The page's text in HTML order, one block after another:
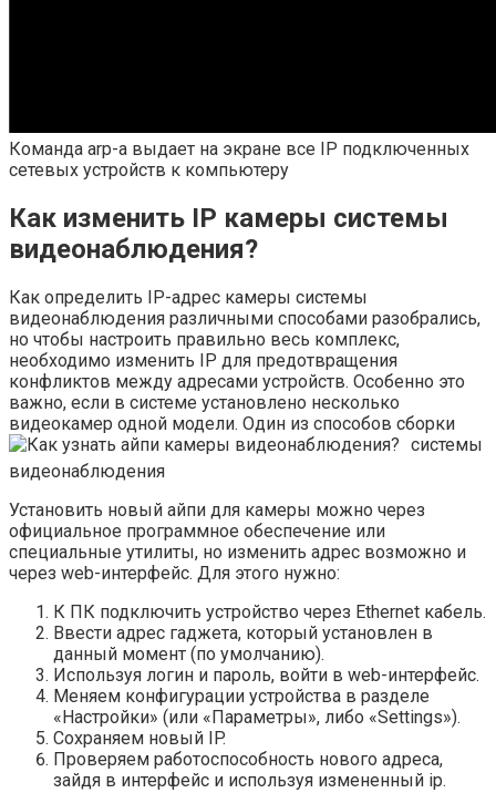
Команда arp-a выдает на экране все IP подключенных
сетевых устройств к компьютеру
Как изменить IP камеры системы
видеонаблюдения?
Как определить IP-адрес камеры системы
видеонаблюдения различными способами разобрались,
но чтобы настроить правильно весь комплекс,
необходимо изменить IP для предотвращения
конфликтов между адресами устройств. Особенно это
важно, если в системе установлено несколько
видеокамер одной модели. Один из способов сборки
системы
видеонаблюдения
Установить новый айпи для камеры можно через
официальное программное обеспечение или
специальные утилиты, но изменить адрес возможно и
через web-интерфейс. Для этого нужно:
К ПК подключить устройство через Ethernet кабель.
Ввести адрес гаджета, который установлен в
данный момент (по умолчанию).
Используя логин и пароль, войти в web-интерфейс.
Меняем конфигурации устройства в разделе
«Настройки» (или «Параметры», либо «Settings»).
Сохраняем новый IP.
Проверяем работоспособность нового адреса,
зайдя в интерфейс и используя измененный ip.